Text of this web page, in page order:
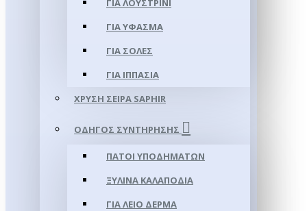
ΓΙΑ ΛΟΥΣΤΡΊΝΙ
ΓΙΑ ΥΦΑΣΜΑ
ΓΙΑ ΣΌΛΕΣ
ΓΙΑ ΙΠΠΑΣΊΑ
ΧΡΥΣΉ ΣΕΙΡΆ SAPHIR
ΟΔΗΓΌΣ ΣΥΝΤΉΡΗΣΗΣ
ΠΆΤΟΙ ΥΠΟΔΗΜΆΤΩΝ
ΞΎΛΙΝΑ ΚΑΛΑΠΌΔΙΑ
ΓΙΑ ΛΕΊΟ ΔΈΡΜΑ